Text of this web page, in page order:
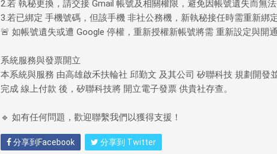
2.若 執秘更換，請交接 Gmail 帳號及相關權限，避免因帳號遺失而無法
3.若已綁定 手機號碼，但該手機 非社公務機，新執秘接任時需重新綁
🚨 如帳號遺失或遭 Google 停權，重新授權新帳號將需 重新設定與開
系統服務與發票開立
本系統與服務 由高雄啟禾扶輪社 邱勤文 及其公司 矽聯科技 規劃開發
完成 線上付款 後，矽聯科技將 開立電子發票 供貴社存查。
🔹 如有任何問題，歡迎聯繫我們以獲得支援！
分享到Facebook 分享到 Twitter